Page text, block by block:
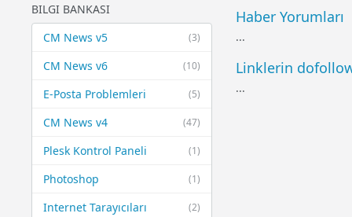
BILGI BANKASI
(3)
CM News v5
(10)
CM News v6
(5)
E-Posta Problemleri
(47)
CM News v4
(1)
Plesk Kontrol Paneli
(1)
Photoshop
(2)
Internet Tarayıcıları
Haber Yorumları
...
Linklerin
...